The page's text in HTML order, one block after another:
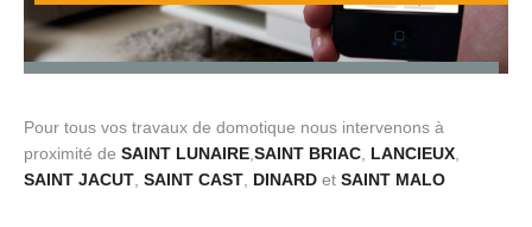
"Installateur Conseil Delta
Pour tous vos travaux de domotique nous intervenons à
proximité de SAINT LUNAIRE SAINT BRIAC LANCIEUX
SAINT JACUT SAINT CAST DINARD et SAINT MALO